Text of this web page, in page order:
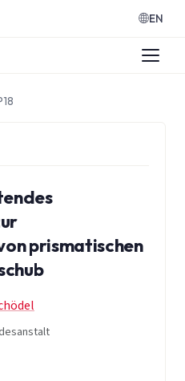
EN
prismatischen